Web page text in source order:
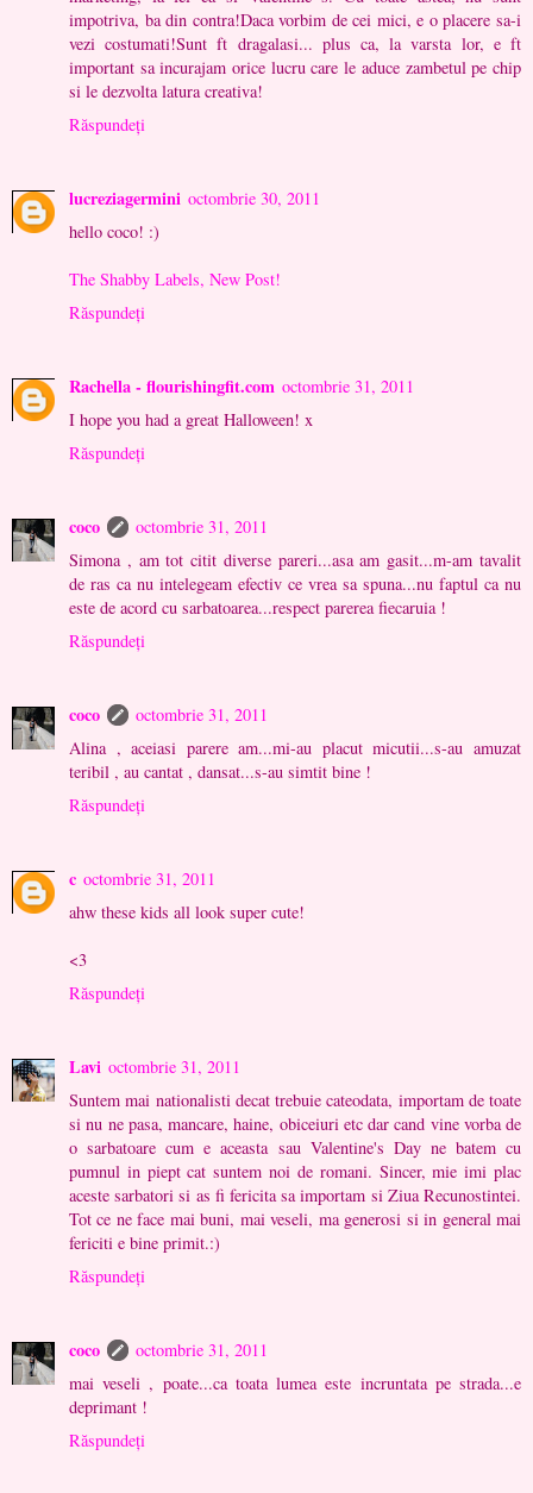
impotriva, ba din contra!Daca vorbim de cei mici, e o placere sa-i
vezi costumati!Sunt ft dragalasi... plus ca, la varsta lor, e ft
important sa incurajam orice lucru care le aduce zambetul pe chip
si le dezvolta latura creativa!
Răspundeți
lucreziagermini octombrie 30, 2011
hello coco! :)
The Shabby Labels, New Post!
Răspundeți
Rachella - flourishingfit.com octombrie 31, 2011
I hope you had a great Halloween! x
Răspundeți
coco
octombrie 31, 2011
Simona , am tot citit diverse pareri...asa am gasit...m-am tavalit
de ras ca nu intelegeam efectiv ce vrea sa spuna...nu faptul ca nu
este de acord cu sarbatoarea...respect parerea fiecaruia !
Răspundeți
coco
octombrie 31, 2011
Alina , aceiasi parere am...mi-au placut micutii...s-au amuzat
teribil , au cantat , dansat...s-au simtit bine !
Răspundeți
c octombrie 31, 2011
ahw these kids all look super cute!
<3
Răspundeți
Lavi octombrie 31, 2011
Suntem mai nationalisti decat trebuie cateodata, importam de toate
si nu ne pasa, mancare, haine, obiceiuri etc dar cand vine vorba de
o sarbatoare cum e aceasta sau Valentine's Day ne batem cu
pumnul in piept cat suntem noi de romani. Sincer, mie imi plac
aceste sarbatori si as fi fericita sa importam si Ziua Recunostintei.
Tot ce ne face mai buni, mai veseli, ma generosi si in general mai
fericiti e bine primit.:)
Răspundeți
coco
octombrie 31, 2011
mai veseli , poate...ca toata lumea este incruntata pe strada...e
deprimant !
Răspundeți